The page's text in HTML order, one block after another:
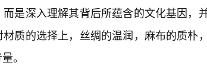
是深入理解其背后所蕴含的文化基因，
质的选择上，丝绸的温润，麻布的质朴
。